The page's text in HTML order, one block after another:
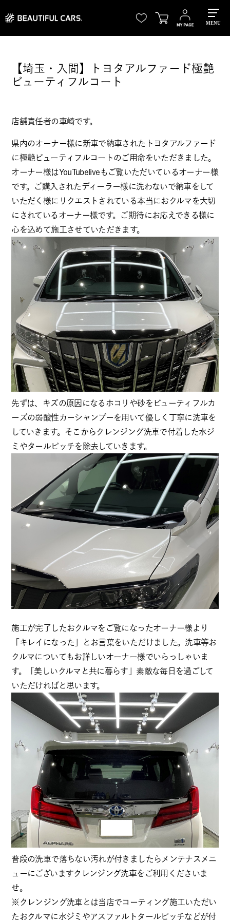
MENU
【埼玉・入間】トヨタアルファード極艶
ビューティフルコート
店舗責任者の車崎です。
県内のオーナー様に新車で納車されたトヨタアルファード
に極艶ビューティフルコートのご用命をいただきました。
オーナー様はYouTubeliveもご覧いただいているオーナー様
です。ご購入されたディーラー様に洗わないで納車をして
いただく様にリクエストされている本当におクルマを大切
にされているオーナー様です。ご期待にお応えできる様に
心を込めて施工させていただきます。
先ずは、キズの原因になるホコリや砂をビューティフルカ
ーズの弱酸性カーシャンプーを用いて優しく丁寧に洗車を
していきます。そこからクレンジング洗車で付着した水ジ
ミやタールピッチを除去していきます。
施工が完了したおクルマをご覧になったオーナー様より
「キレイになった」とお言葉をいただけました。洗車等お
クルマについてもお詳しいオーナー様でいらっしゃいま
す。「美しいクルマと共に暮らす」素敵な毎日を過ごして
いただければと思います。
普段の洗車で落ちない汚れが付きましたらメンテナスメニ
ューにございますクレンジング洗車をご利用くださいま
せ。
※クレンジング洗車とは当店でコーティング施工いただい
たおクルマに水ジミやアスファルトタールピッチなどが付